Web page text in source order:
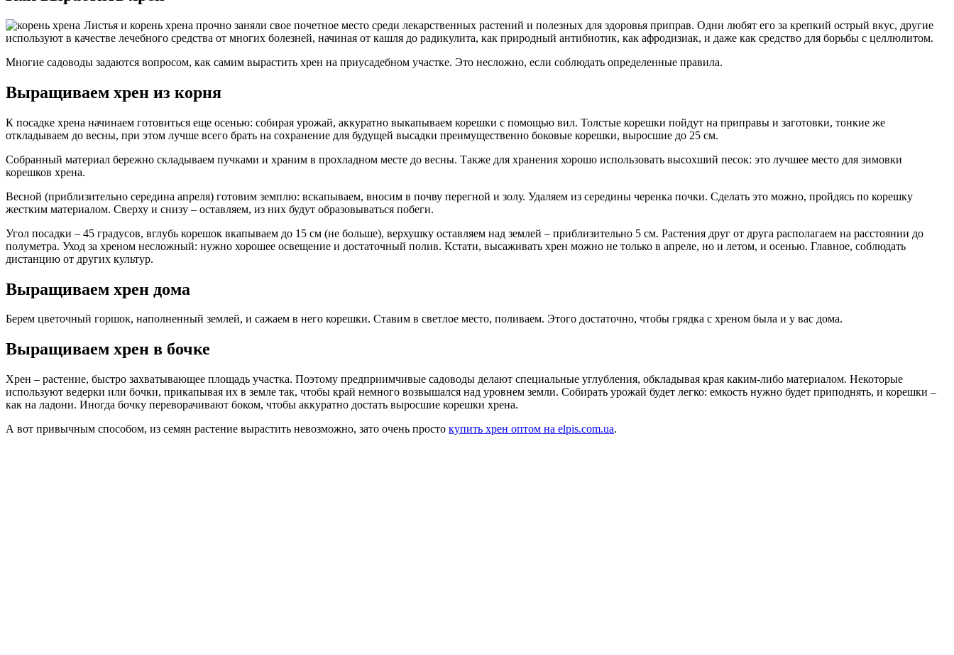
Листья и корень хрена прочно заняли свое почетное место среди лекарственных растений и полезных для здоровья приправ. Одни любят его за крепкий острый вкус, другие
используют в качестве лечебного средства от многих болезней, начиная от кашля до радикулита, как природный антибиотик, как афродизиак, и даже как средство для борьбы с целлюлитом.
Многие садоводы задаются вопросом, как самим вырастить хрен на приусадебном участке. Это несложно, если соблюдать определенные правила.
Выращиваем хрен из корня
К посадке хрена начинаем готовиться еще осенью: собирая урожай, аккуратно выкапываем корешки с помощью вил. Толстые корешки пойдут на приправы и заготовки, тонкие же
откладываем до весны, при этом лучше всего брать на сохранение для будущей высадки преимущественно боковые корешки, выросшие до 25 см.
Собранный материал бережно складываем пучками и храним в прохладном месте до весны. Также для хранения хорошо использовать высохший песок: это лучшее место для зимовки
корешков хрена.
Весной (приблизительно середина апреля) готовим земплю: вскапываем, вносим в почву перегной и золу. Удаляем из середины черенка почки. Сделать это можно, пройдясь по корешку
жестким материалом. Сверху и снизу – оставляем, из них будут образовываться побеги.
Угол посадки – 45 градусов, вглубь корешок вкапываем до 15 см (не больше), верхушку оставляем над землей – приблизительно 5 см. Растения друг от друга располагаем на расстоянии до
полуметра. Уход за хреном несложный: нужно хорошее освещение и достаточный полив. Кстати, высаживать хрен можно не только в апреле, но и летом, и осенью. Главное, соблюдать
дистанцию от других культур.
Выращиваем хрен дома
Берем цветочный горшок, наполненный землей, и сажаем в него корешки. Ставим в светлое место, поливаем. Этого достаточно, чтобы грядка с хреном была и у вас дома.
Выращиваем хрен в бочке
Хрен – растение, быстро захватывающее площадь участка. Поэтому предприимчивые садоводы делают специальные углубления, обкладывая края каким-либо материалом. Некоторые
используют ведерки или бочки, прикапывая их в земле так, чтобы край немного возвышался над уровнем земли. Собирать урожай будет легко: емкость нужно будет приподнять, и корешки –
как на ладони. Иногда бочку переворачивают боком, чтобы аккуратно достать выросшие корешки хрена.
А вот привычным способом, из семян растение вырастить невозможно, зато очень просто купить хрен оптом на elpis.com.ua.